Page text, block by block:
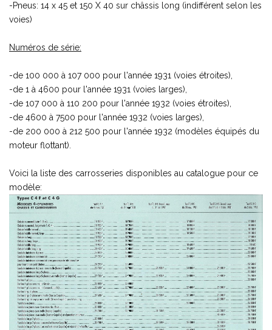
-Pneus: 14 x 45 et 150 X 40 sur châssis long (indifférent selon les
voies)
Numéros de série:
-de 100 000 à 107 000 pour l'année 1931 (voies étroites),
-de 1 à 4600 pour l'année 1931 (voies larges),
-de 107 000 à 110 200 pour l'année 1932 (voies étroites),
-de 4600 à 7500 pour l'année 1932 (voies larges),
-de 200 000 à 212 500 pour l'année 1932 (modèles équipés du
moteur flottant).
Voici la liste des carrosseries disponibles au catalogue pour ce
modèle: